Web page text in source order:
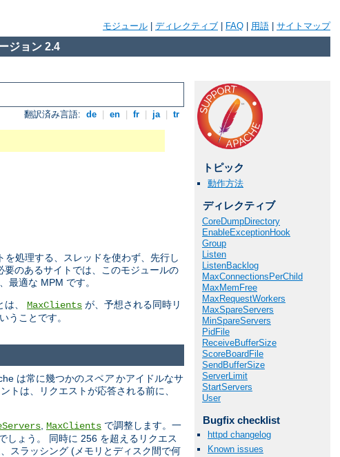
モジュール ディレクティブ FAQ 用語 サイトマップ
ジョン 2.4
翻訳済み言語: de en fr ja tr
処理する、スレッドを使わず、先行し
のあるサイトでは、このモジュールの
最適な MPM です。
は、 MaxClients が、予想される同時リ
うことです。
トピック
動作方法
ディレクティブ
CoreDumpDirectory
EnableExceptionHook
Group
Listen
ListenBacklog
MaxConnectionsPerChild
MaxMemFree
MaxRequestWorkers
MaxSpareServers
MinSpareServers
PidFile
ReceiveBufferSize
ScoreBoardFile
SendBufferSize
ServerLimit
StartServers
User
Bugfix checklist
httpd changelog
Known issues
は常に幾つかのスペアかアイドルなサ
トは、リクエストが応答される前に、
MaxClients で調整します。一
しょう。 同時に 256 を超えるリクエス
スラッシング (メモリとディスク間で何